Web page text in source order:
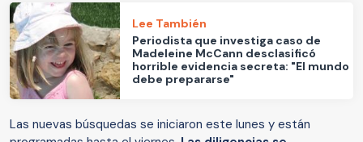
Lee También
Periodista que investiga caso de
Madeleine McCann desclasificó
horrible evidencia secreta: "El mundo
debe prepararse"
Las nuevas búsquedas se iniciaron este lunes y están